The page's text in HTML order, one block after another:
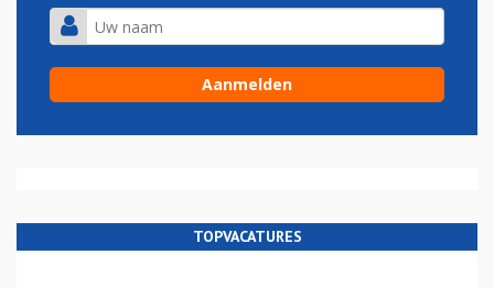
TOPVACATURES